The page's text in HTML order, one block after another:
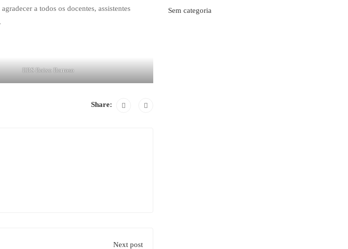
a todos os docentes, assistentes
EBS Baixo Barroso
Share:
Next post
Sem categoria